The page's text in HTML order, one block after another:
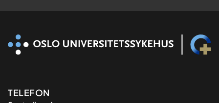
Kontaktinformasjon
TELEFON